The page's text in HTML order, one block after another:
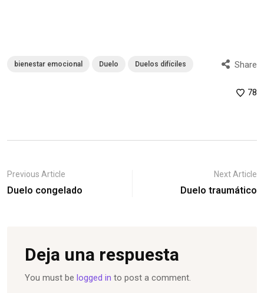
bienestar emocional Duelo Duelos difíciles Share
78
Previous Article
Duelo congelado
Next Article
Duelo traumático
Deja una respuesta
You must be logged in to post a comment.